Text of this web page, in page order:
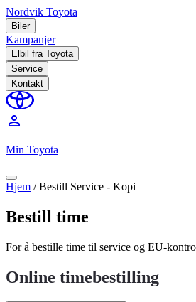
Nordvik Toyota
Biler
Kampanjer
Elbil fra Toyota
Service
Kontakt
perm_identity
Min Toyota
Hjem /Bestill Service - Kopi
Bestill time
For å bestille time til service og EU-
Online timebestilling